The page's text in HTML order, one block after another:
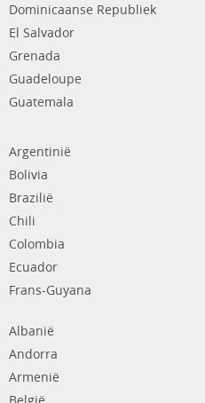
Dominicaanse Republiek
El Salvador
Grenada
Guadeloupe
Guatemala
Argentinië
Bolivia
Brazilië
Chili
Colombia
Ecuador
Frans-Guyana
Albanië
Andorra
Armenië